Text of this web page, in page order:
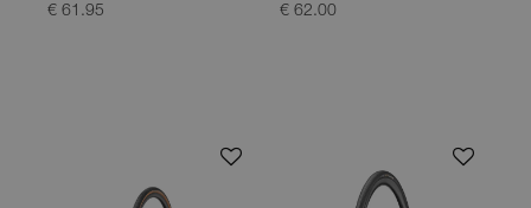
€ 61.95 € 62.00